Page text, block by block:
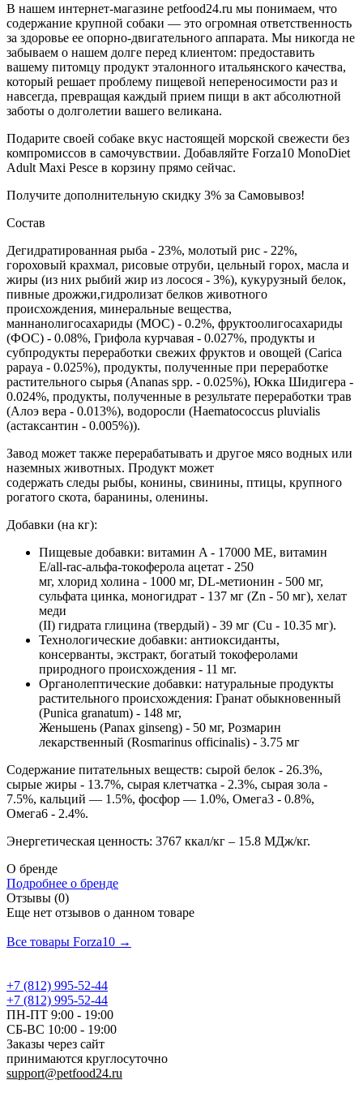
В нашем интернет-магазине petfood24.ru мы понимаем, что
содержание крупной собаки — это огромная ответственность
за здоровье ее опорно-двигательного аппарата. Мы никогда не
забываем о нашем долге перед клиентом: предоставить
вашему питомцу продукт эталонного итальянского качества,
который решает проблему пищевой непереносимости раз и
навсегда, превращая каждый прием пищи в акт абсолютной
заботы о долголетии вашего великана.
Подарите своей собаке вкус настоящей морской свежести без
компромиссов в самочувствии. Добавляйте Forza10 MonoDiet
Adult Maxi Pesce в корзину прямо сейчас.
Получите дополнительную скидку 3% за Самовывоз!
Состав
Дегидратированная рыба - 23%, молотый рис - 22%,
гороховый крахмал, рисовые отруби, цельный горох, масла и
жиры (из них рыбий жир из лосося - 3%), кукурузный белок,
пивные дрожжи,гидролизат белков животного
происхождения, минеральные вещества,
маннанолигосахариды (МОС) - 0.2%, фруктоолигосахариды
(ФОС) - 0.08%, Грифола курчавая - 0.027%, продукты и
субпродукты переработки свежих фруктов и овощей (Carica
papaya - 0.025%), продукты, полученные при переработке
растительного сырья (Ananas spp. - 0.025%), Юкка Шидигера -
0.024%, продукты, полученные в результате переработки трав
(Алоэ вера - 0.013%), водоросли (Haematococcus pluvialis
(астаксантин - 0.005%)).
Завод может также перерабатывать и другое мясо водных или
наземных животных. Продукт может
содержать следы рыбы, конины, свинины, птицы, крупного
рогатого скота, баранины, оленины.
Добавки (на кг):
Пищевые добавки: витамин A - 17000 МЕ, витамин
E/all-rac-альфа-токоферола ацетат - 250
мг, хлорид холина - 1000 мг, DL-метионин - 500 мг,
сульфата цинка, моногидрат - 137 мг (Zn - 50 мг), хелат
меди
(II) гидрата глицина (твердый) - 39 мг (Cu - 10.35 мг).
Технологические добавки: антиоксиданты,
консерванты, экстракт, богатый токоферолами
природного происхождения - 11 мг.
Органолептические добавки: натуральные продукты
растительного происхождения: Гранат обыкновенный
(Punica granatum) - 148 мг,
Женьшень (Panax ginseng) - 50 мг, Розмарин
лекарственный (Rosmarinus officinalis) - 3.75 мг
Содержание питательных веществ: сырой белок - 26.3%,
сырые жиры - 13.7%, сырая клетчатка - 2.3%, сырая зола -
7.5%, кальций — 1.5%, фосфор — 1.0%, Омега3 - 0.8%,
Омега6 - 2.4%.
Энергетическая ценность: 3767 ккал/кг – 15.8 МДж/кг.
О бренде
Подробнее о бренде
Отзывы (0)
Еще нет отзывов о данном товаре
Все товары Forza10 →
+7 (812) 995-52-44
+7 (812) 995-52-44
ПН-ПТ 9:00 - 19:00
СБ-ВС 10:00 - 19:00
Заказы через сайт
принимаются круглосуточно
support@petfood24.ru